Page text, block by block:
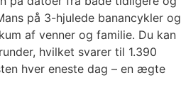
på 3-hjulede banancykler og
af venner og familie. Du kan
hvilket svarer til 1.390
hver eneste dag – en ægte